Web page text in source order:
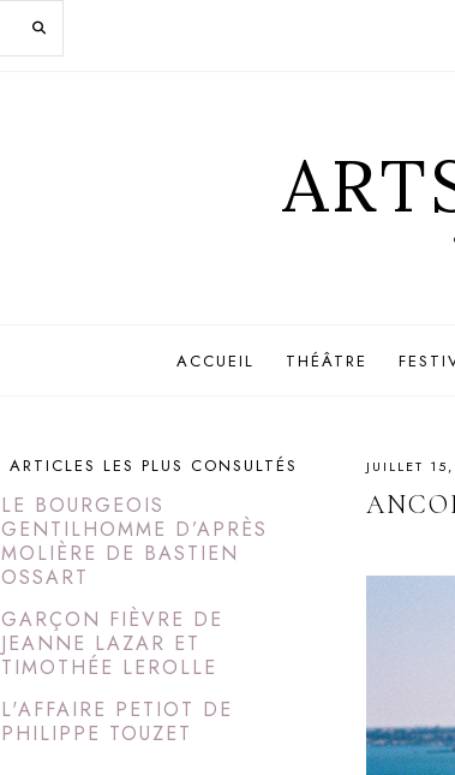
ACCUEIL THÉÂTRE
JUILLET
ARTICLES LES PLUS CONSULTÉS
LE BOURGEOIS
GENTILHOMME D’APRÈS
MOLIÈRE DE BASTIEN
OSSART
GARÇON FIÈVRE DE
JEANNE LAZAR ET
TIMOTHÉE LEROLLE
L'AFFAIRE PETIOT DE
PHILIPPE TOUZET